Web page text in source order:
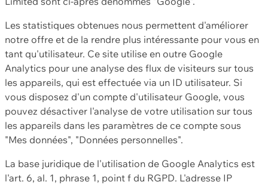
Les statistiques obtenues nous permettent d'améliorer
notre offre et de la rendre plus intéressante pour vous en
tant qu'utilisateur. Ce site utilise en outre Google
Analytics pour une analyse des flux de visiteurs sur tous
les appareils, qui est effectuée via un ID utilisateur. Si
vous disposez d'un compte d'utilisateur Google, vous
pouvez désactiver l'analyse de votre utilisation sur tous
les appareils dans les paramètres de ce compte sous
"Mes données", "Données personnelles".
La base juridique de l'utilisation de Google Analytics est
l'art. 6, al. 1, phrase 1, point f du RGPD. L'adresse IP